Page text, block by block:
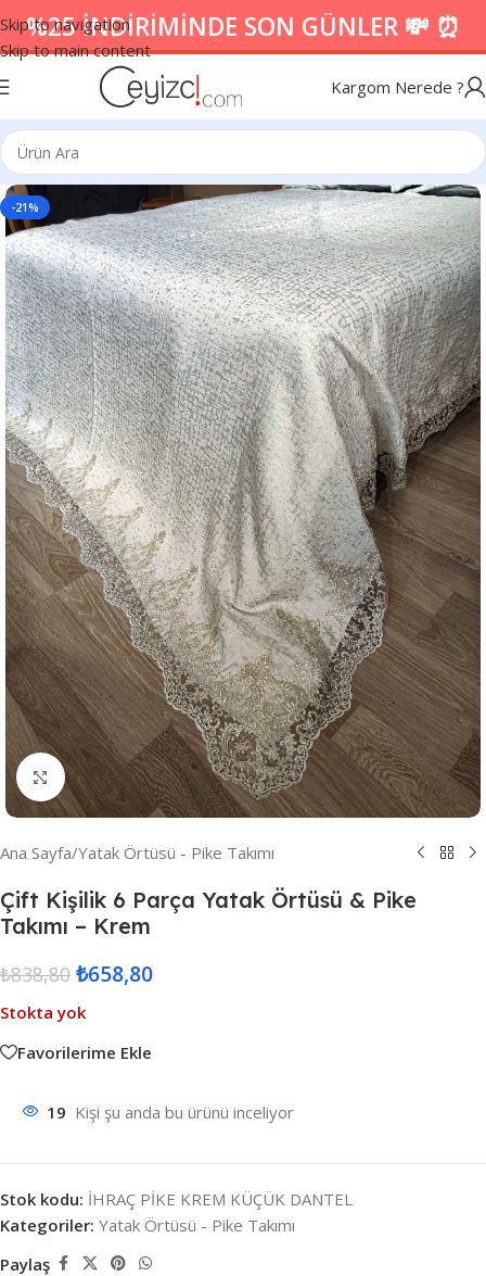
Skip to navigation
Skip to main content
%25 İNDİRİMİNDE SON GÜNLER 💸 ⏰
Kargom Nerede ?
-21%
Resmi Büyüt
Ana Sayfa/Yatak Örtüsü - Pike Takımı
Çift Kişilik 6 Parça Yatak Örtüsü & Pike
Takımı – Krem
₺838,80 ₺658,80
Stokta yok
Favorilerime Ekle
19 Kişi şu anda bu ürünü inceliyor
Stok kodu: İHRAÇ PİKE KREM KÜÇÜK DANTEL
Kategoriler: Yatak Örtüsü - Pike Takımı
Paylaş